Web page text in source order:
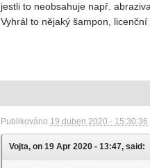
jestli to neobsahuje např.
Vyhrál to nějaký šampon,
Publikováno 19 duben 2020 - 15:30:36
Vojta, on 19 Apr 2020 - 13:47, said: